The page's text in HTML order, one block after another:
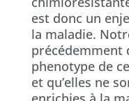
est donc un
la maladie.
précédemment
phenotype de
et qu’elles ne